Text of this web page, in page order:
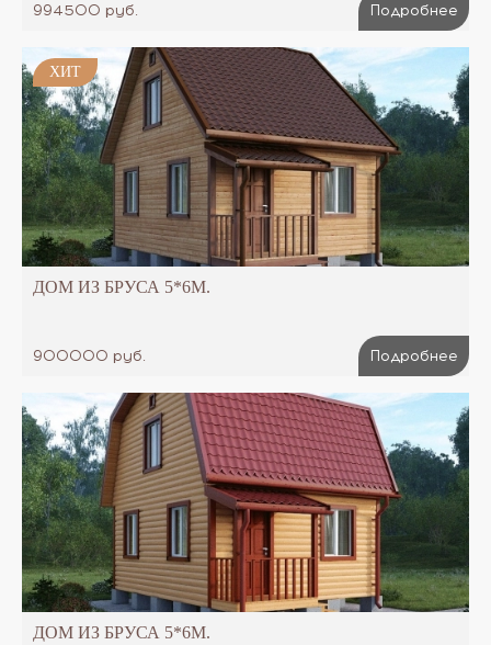
994500 руб. Подробнее
ХИТ
ДОМ ИЗ БРУСА 5*6М.
900000 руб. Подробнее
ДОМ ИЗ БРУСА 5*6М.